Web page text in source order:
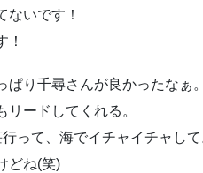
ないです！
！
ぱり千尋さんが良かったなぁ。
リードしてくれる。
って、海でイチャイチャして
どね(笑)